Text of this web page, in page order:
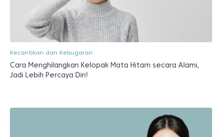
Kecantikan dan Kebugaran
Cara Menghilangkan Kelopak Mata Hitam secara Alami,
Jadi Lebih Percaya Diri!